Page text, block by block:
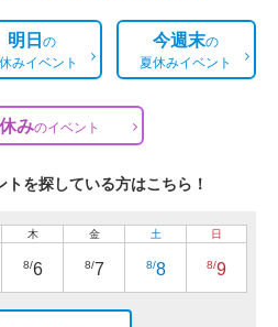
明日の
みイベント
今週末の
夏休みイベント
みのイベント
を探している方はこちら！
木
8/6
金
8/7
土
8/8
日
8/9